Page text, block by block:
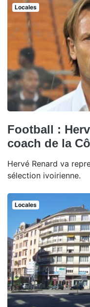
Locales
Football :
coach de la
Hervé Renard va
sélection ivoirienne.
Locales